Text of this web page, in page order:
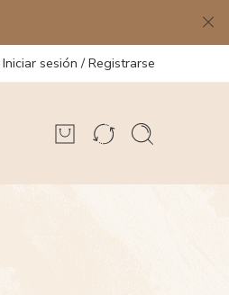
Iniciar sesión / Registrarse